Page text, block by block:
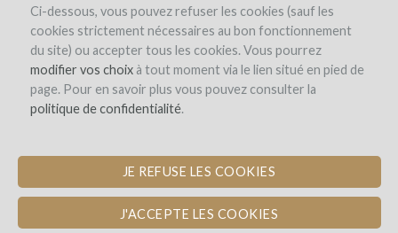
Ci-dessous, vous pouvez refuser les cookies (sauf les
cookies strictement nécessaires au bon fonctionnement
du site) ou accepter tous les cookies. Vous pourrez
modifier vos choixà tout moment via le lien situé en pied de
page. Pour en savoir plus vous pouvez consulter la
politique de confidentialité.
JE REFUSE LES COOKIES
J'ACCEPTE LES COOKIES
Domaine Les Mille Vignes
PURCHASE OF NEW WINE TANKS
VALÉRIE GUÉRIN